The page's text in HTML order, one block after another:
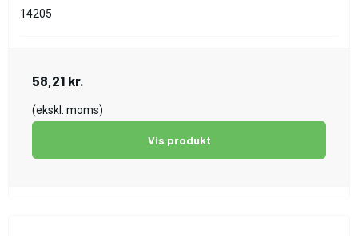
14205
58,21 kr.
(ekskl. moms)
Vis produkt